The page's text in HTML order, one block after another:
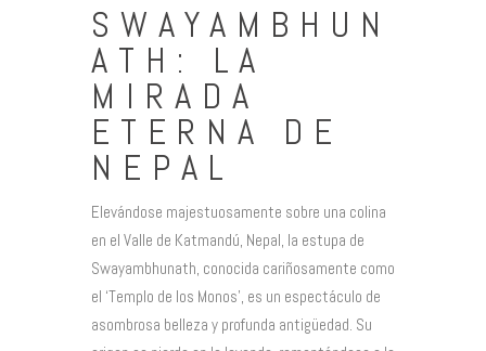
SWAYAMBHUN
ATH: LA
MIRADA
ETERNA DE
NEPAL
Elevándose majestuosamente sobre una colina
en el Valle de Katmandú, Nepal, la estupa de
Swayambhunath, conocida cariñosamente como
el ‘Templo de los Monos’, es un espectáculo de
asombrosa belleza y profunda antigüedad. Su